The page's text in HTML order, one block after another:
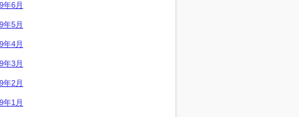
年6月
年5月
年4月
年3月
年2月
年1月